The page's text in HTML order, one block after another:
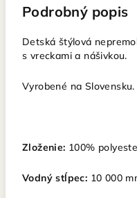
Podrobný popis
Detská štýlová
s vreckami a nášivkou.
Vyrobené na Slovensku.
Zloženie: 100%
Vodný stĺpec: 10 000